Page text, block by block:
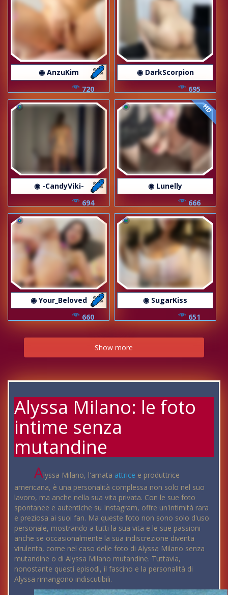
◉ AnzuKim
720
◉ DarkScorpion
695
◉ -CandyViki-
694
HD
◉ Lunelly
666
◉ Your_Beloved
660
◉ SugarKiss
651
Show more
Alyssa Milano: le foto
intime senza
mutandine
Alyssa Milano, l'amata attrice e produttrice
americana, è una personalità complessa non solo nel suo
lavoro, ma anche nella sua vita privata. Con le sue foto
spontanee e autentiche su Instagram, offre un'intimità rara
e preziosa ai suoi fan. Ma queste foto non sono solo d'uso
personale, mostrando a tutti la sua vita e le sue passioni
anche se occasionalmente la sua indiscrezione diventa
virulenta, come nel caso delle foto di Alyssa Milano senza
mutandine o di Alyssa Milano mutandine. Tuttavia,
nonostante questi episodi, il fascino e la personalità di
Alyssa rimangono indiscutibili.